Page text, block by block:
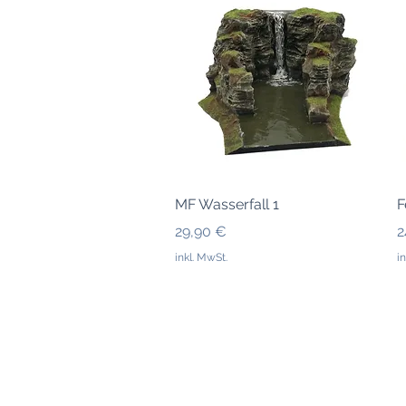
Schnellansicht
MF Wasserfall 1
Preis
29,90 €
inkl. MwSt.